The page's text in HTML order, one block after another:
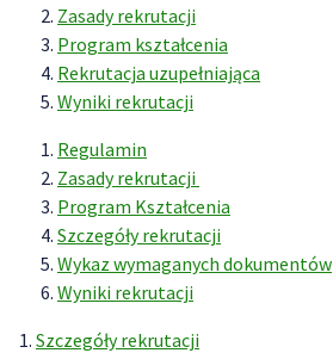
Zasady rekrutacji
Program kształcenia
Rekrutacja uzupełniająca
Wyniki rekrutacji
Regulamin
Zasady rekrutacji
Program Kształcenia
Szczegóły rekrutacji
Wykaz wymaganych dokumentów
Wyniki rekrutacji
1. Szczegóły rekrutacji